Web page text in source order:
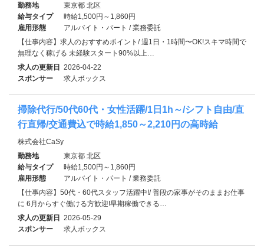
勤務地
東京都 北区
給与タイプ
時給1,500円～1,860円
雇用形態
アルバイト・パート / 業務委託
【仕事内容】求人のおすすめポイント/ 週1日・1時間〜OK!スキマ時間で
無理なく稼げる 未経験スタート90%以上…
求人の更新日 2026-04-22
スポンサー
求人ボックス
掃除代行/50代60代・女性活躍/1日1h～/シフト自由/直
行直帰/交通費込で時給1,850～2,210円の高時給
株式会社CaSy
勤務地
東京都 北区
給与タイプ
時給1,500円～1,860円
雇用形態
アルバイト・パート / 業務委託
【仕事内容】50代・60代スタッフ活躍中!/ 普段の家事がそのままお仕事
に 6月からすぐ働ける方歓迎!早期稼働できる…
求人の更新日 2026-05-29
スポンサー
求人ボックス